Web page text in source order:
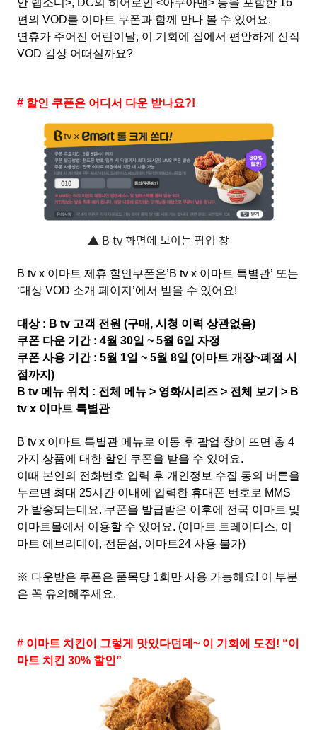
안 랩소디>, DC의 히어로인 <아쿠아맨> 등을 포함한 16
편의 VOD를 이마트 쿠폰과 함께 만나 볼 수 있어요.
연휴가 주어진 어린이날, 이 기회에 집에서 편안하게 신작
VOD 감상 어떠실까요?
# 할인 쿠폰은 어디서 다운 받나요?!
▲ B tv 화면에 보이는 팝업 창
B tv x 이마트 제휴 할인쿠폰은’B tv x 이마트 특별관’ 또는
‘대상 VOD 소개 페이지’에서 받을 수 있어요!
대상 : B tv 고객 전원 (구매, 시청 이력 상관없음)
쿠폰 다운 기간 : 4월 30일 ~ 5월 6일 자정
쿠폰 사용 기간 : 5월 1일 ~ 5월 8일 (이마트 개장~폐점 시
점까지)
B tv 메뉴 위치 : 전체 메뉴 > 영화/시리즈 > 전체 보기 > B
tv x 이마트 특별관
B tv x 이마트 특별관 메뉴로 이동 후 팝업 창이 뜨면 총 4
가지 상품에 대한 할인 쿠폰을 받을 수 있어요.
이때 본인의 전화번호 입력 후 개인정보 수집 동의 버튼을
누르면 최대 25시간 이내에 입력한 휴대폰 번호로 MMS
가 발송되는데요. 쿠폰을 발급받은 이후에 전국 이마트 및
이마트몰에서 이용할 수 있어요. (이마트 트레이더스, 이
마트 에브리데이, 전문점, 이마트24 사용 불가)
※ 다운받은 쿠폰은 품목당 1회만 사용 가능해요! 이 부분
은 꼭 유의해주세요.
# 이마트 치킨이 그렇게 맛있다던데~ 이 기회에 도전! “이
마트 치킨 30% 할인”